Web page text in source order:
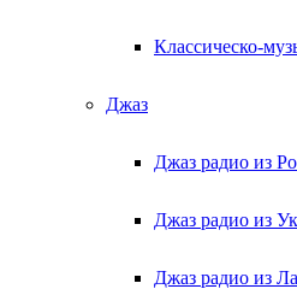
Классическо-
Джаз
Джаз радио из
Джаз радио из
Джаз радио из